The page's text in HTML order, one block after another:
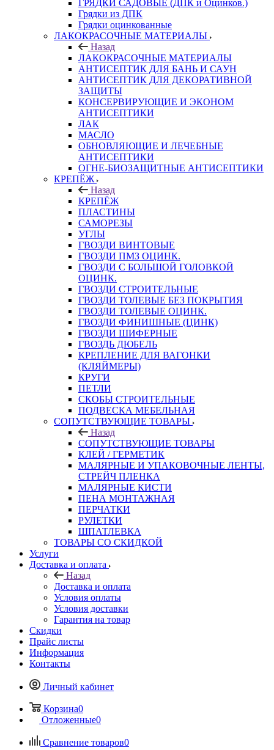
ГРЯДКИ САДОВЫЕ (ДПК и Оцинков.)
Грядки из ДПК
Грядки оцинкованные
ЛАКОКРАСОЧНЫЕ МАТЕРИАЛЫ
Назад
ЛАКОКРАСОЧНЫЕ МАТЕРИАЛЫ
АНТИСЕПТИК ДЛЯ БАНЬ И САУН
АНТИСЕПТИК ДЛЯ ДЕКОРАТИВНОЙ
ЗАЩИТЫ
КОНСЕРВИРУЮЩИЕ И ЭКОНОМ
АНТИСЕПТИКИ
ЛАК
МАСЛО
ОБНОВЛЯЮЩИЕ И ЛЕЧЕБНЫЕ
АНТИСЕПТИКИ
ОГНЕ-БИОЗАЩИТНЫЕ АНТИСЕПТИКИ
КРЕПЁЖ
Назад
КРЕПЁЖ
ПЛАСТИНЫ
САМОРЕЗЫ
УГЛЫ
ГВОЗДИ ВИНТОВЫЕ
ГВОЗДИ ПМЗ ОЦИНК.
ГВОЗДИ С БОЛЬШОЙ ГОЛОВКОЙ
ОЦИНК.
ГВОЗДИ СТРОИТЕЛЬНЫЕ
ГВОЗДИ ТОЛЕВЫЕ БЕЗ ПОКРЫТИЯ
ГВОЗДИ ТОЛЕВЫЕ ОЦИНК.
ГВОЗДИ ФИНИШНЫЕ (ЦИНК)
ГВОЗДИ ШИФЕРНЫЕ
ГВОЗДЬ ДЮБЕЛЬ
КРЕПЛЕНИЕ ДЛЯ ВАГОНКИ
(КЛЯЙМЕРЫ)
КРУГИ
ПЕТЛИ
СКОБЫ СТРОИТЕЛЬНЫЕ
ПОДВЕСКА МЕБЕЛЬНАЯ
СОПУТСТВУЮЩИЕ ТОВАРЫ
Назад
СОПУТСТВУЮЩИЕ ТОВАРЫ
КЛЕЙ / ГЕРМЕТИК
МАЛЯРНЫЕ И УПАКОВОЧНЫЕ ЛЕНТЫ,
СТРЕЙЧ ПЛЕНКА
МАЛЯРНЫЕ КИСТИ
ПЕНА МОНТАЖНАЯ
ПЕРЧАТКИ
РУЛЕТКИ
ШПАТЛЕВКА
ТОВАРЫ СО СКИДКОЙ
Услуги
Доставка и оплата
Назад
Доставка и оплата
Условия оплаты
Условия доставки
Гарантия на товар
Скидки
Прайс листы
Информация
Контакты
Личный кабинет
Корзина0
Отложенные0
Сравнение товаров0